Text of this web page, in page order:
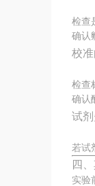
检查
确认
校
检查
确认
试
若试
四
实验